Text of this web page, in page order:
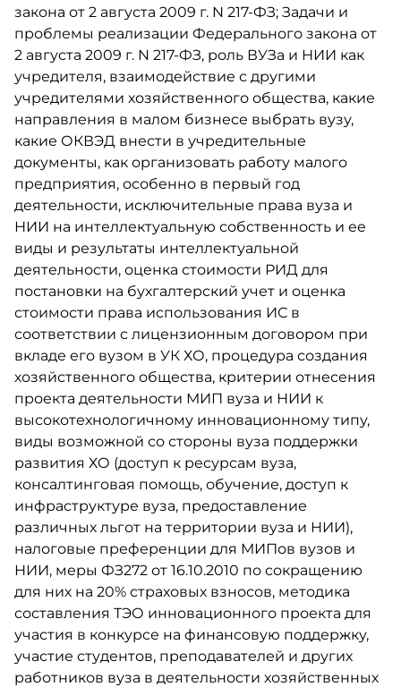
закона от 2 августа 2009 г. N 217-ФЗ; Задачи и
проблемы реализации Федерального закона от
2 августа 2009 г. N 217-ФЗ, роль ВУЗа и НИИ как
учредителя, взаимодействие с другими
учредителями хозяйственного общества, какие
направления в малом бизнесе выбрать вузу,
какие ОКВЭД внести в учредительные
документы, как организовать работу малого
предприятия, особенно в первый год
деятельности, исключительные права вуза и
НИИ на интеллектуальную собственность и ее
виды и результаты интеллектуальной
деятельности, оценка стоимости РИД для
постановки на бухгалтерский учет и оценка
стоимости права использования ИС в
соответствии с лицензионным договором при
вкладе его вузом в УК ХО, процедура создания
хозяйственного общества, критерии отнесения
проекта деятельности МИП вуза и НИИ к
высокотехнологичному инновационному типу,
виды возможной со стороны вуза поддержки
развития ХО (доступ к ресурсам вуза,
консалтинговая помощь, обучение, доступ к
инфраструктуре вуза, предоставление
различных льгот на территории вуза и НИИ),
налоговые преференции для МИПов вузов и
НИИ, меры ФЗ272 от 16.10.2010 по сокращению
для них на 20% страховых взносов, методика
составления ТЭО инновационного проекта для
участия в конкурсе на финансовую поддержку,
участие студентов, преподавателей и других
работников вуза в деятельности хозяйственных